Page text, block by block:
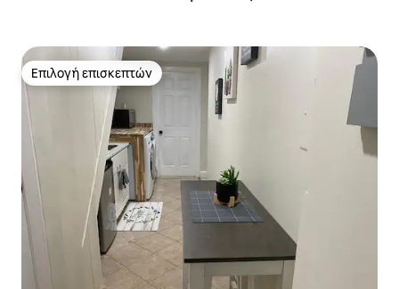
Επιλογή επισκεπτών
Επιλογή επισκεπτών